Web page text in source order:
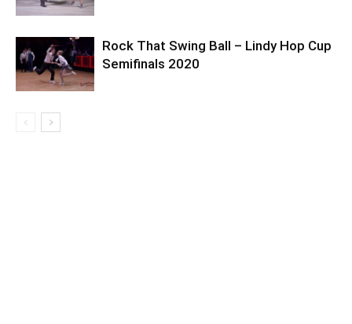
Rock That Swing Ball – Lindy Hop Cup
Semifinals 2020